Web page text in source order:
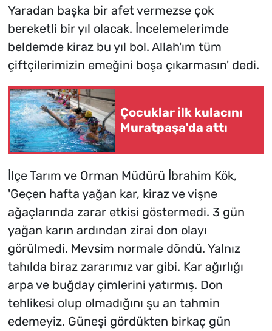
Yaradan başka bir afet vermezse çok
bereketli bir yıl olacak. İncelemelerimde
beldemde kiraz bu yıl bol. Allah'ım tüm
çiftçilerimizin emeğini boşa çıkarmasın' dedi.
Çocuklar ilk kulacını
Muratpaşa'da attı
İlçe Tarım ve Orman Müdürü İbrahim Kök,
'Geçen hafta yağan kar, kiraz ve vişne
ağaçlarında zarar etkisi göstermedi. 3 gün
yağan karın ardından zirai don olayı
görülmedi. Mevsim normale döndü. Yalnız
tahılda biraz zararımız var gibi. Kar ağırlığı
arpa ve buğday çimlerini yatırmış. Don
tehlikesi olup olmadığını şu an tahmin
edemeyiz. Güneşi gördükten birkaç gün